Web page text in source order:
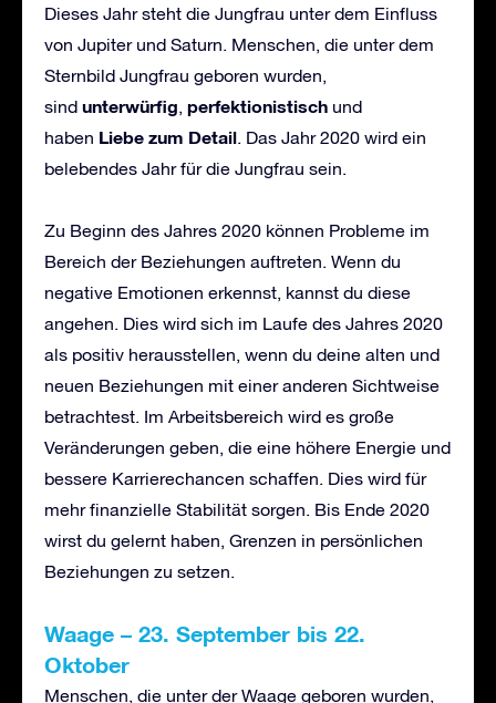
Dieses Jahr steht die Jungfrau unter dem Einfluss
von Jupiter und Saturn. Menschen, die unter dem
Sternbild Jungfrau geboren wurden,
sind unterwürfig, perfektionistisch und
haben Liebe zum Detail. Das Jahr 2020 wird ein
belebendes Jahr für die Jungfrau sein.
Zu Beginn des Jahres 2020 können Probleme im
Bereich der Beziehungen auftreten. Wenn du
negative Emotionen erkennst, kannst du diese
angehen. Dies wird sich im Laufe des Jahres 2020
als positiv herausstellen, wenn du deine alten und
neuen Beziehungen mit einer anderen Sichtweise
betrachtest. Im Arbeitsbereich wird es große
Veränderungen geben, die eine höhere Energie und
bessere Karrierechancen schaffen. Dies wird für
mehr finanzielle Stabilität sorgen. Bis Ende 2020
wirst du gelernt haben, Grenzen in persönlichen
Beziehungen zu setzen.
Waage – 23. September bis 22.
Oktober
Menschen, die unter der Waage geboren wurden,